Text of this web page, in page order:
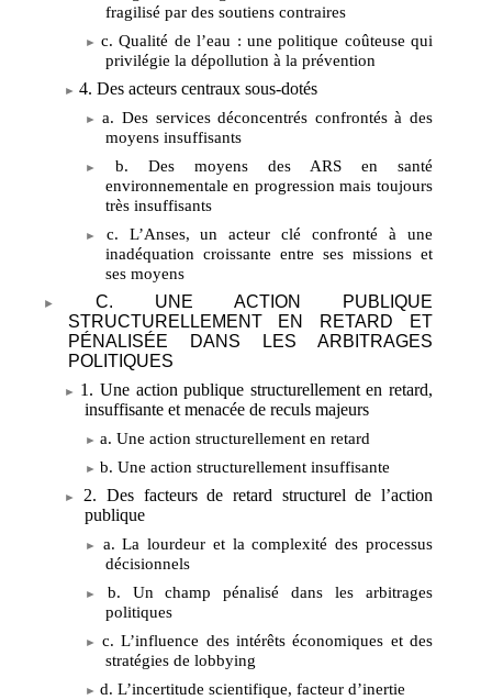
fragilisé par des soutiens contraires
c. Qualité de l’eau : une politique coûteuse qui
privilégie la dépollution à la prévention
4. Des acteurs centraux sous-dotés
a. Des services déconcentrés confrontés à des
moyens insuffisants
b. Des moyens des ARS en santé
environnementale en progression mais toujours
très insuffisants
c. L’Anses, un acteur clé confronté à une
inadéquation croissante entre ses missions et
ses moyens
C. UNE ACTION PUBLIQUE
STRUCTURELLEMENT EN RETARD ET
PÉNALISÉE DANS LES ARBITRAGES
POLITIQUES
1. Une action publique structurellement en retard,
insuffisante et menacée de reculs majeurs
a. Une action structurellement en retard
b. Une action structurellement insuffisante
2. Des facteurs de retard structurel de l’action
publique
a. La lourdeur et la complexité des processus
décisionnels
b. Un champ pénalisé dans les arbitrages
politiques
c. L’influence des intérêts économiques et des
stratégies de lobbying
d. L’incertitude scientifique, facteur d’inertie